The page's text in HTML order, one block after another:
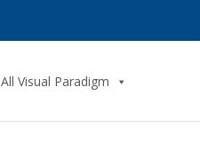
All Visual Paradigm